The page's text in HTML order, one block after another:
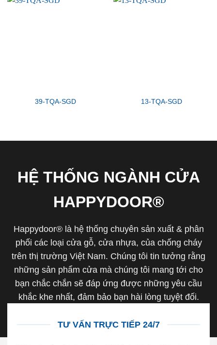
39-TQA-SGD 13-TQA-SGD
HỆ THỐNG NGÀNH CỬA
HAPPYDOOR®
Happydoor® là hệ thống chuyên sản xuất & phân
phối các loại cửa gỗ, cửa nhựa, của chống cháy
trên thị trường Việt Nam. Chúng tôi tin tưởng rằng
những sản phẩm cửa mà chúng tôi mang tới cho
bạn chắc chắn sẽ đáp ứng được những yêu cầu
khắc khe nhất, đảm bảo bạn hài lòng tuyệt đối.
TƯ VẤN TRỰC TIẾP 24/7